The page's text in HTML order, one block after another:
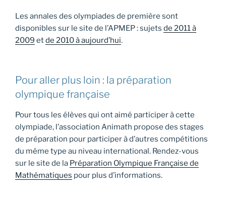
Les annales des olympiades de première sont
disponibles sur le site de l’APMEP : sujets de 2011 à
2009 etde 2010 à aujourd’hui.
Pour aller plus loin : la préparation
olympique française
Pour tous les élèves qui ont aimé participer à cette
olympiade, l’association Animath propose des stages
de préparation pour participer à d’autres compétitions
du même type au niveau international. Rendez-vous
sur le site de la Préparation Olympique Française de
Mathématiques pour plus d’informations.